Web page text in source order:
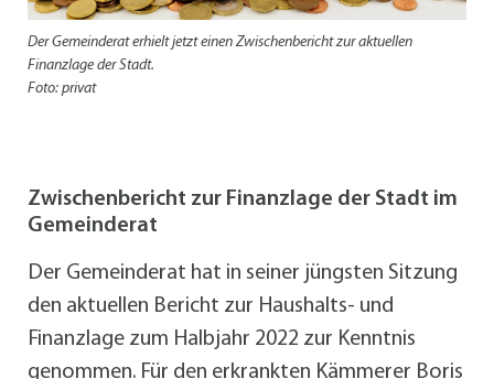
Der Gemeinderat erhielt jetzt einen Zwischenbericht zur aktuellen
Finanzlage der Stadt.
Foto: privat
Zwischenbericht zur Finanzlage der Stadt im
Gemeinderat
Der Gemeinderat hat in seiner jüngsten Sitzung
den aktuellen Bericht zur Haushalts- und
Finanzlage zum Halbjahr 2022 zur Kenntnis
genommen. Für den erkrankten Kämmerer Boris